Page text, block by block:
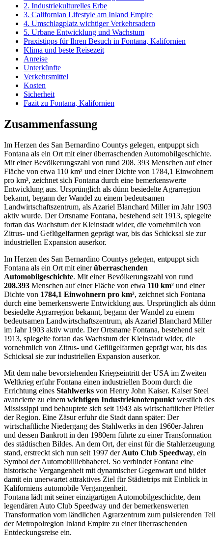
2. Industriekulturelles Erbe
3. Californian Lifestyle am Inland Empire
4. Umschlagplatz wichtiger Verkehrsadern
5. Urbane Entwicklung und Wachstum
Praxistipps für Ihren Besuch in Fontana, Kalifornien
Klima und beste Reisezeit
Anreise
Unterkünfte
Verkehrsmittel
Kosten
Sicherheit
Fazit zu Fontana, Kalifornien
Zusammenfassung
Im Herzen des San Bernardino Countys gelegen, entpuppt sich
Fontana als ein Ort mit einer überraschenden Automobilgeschichte.
Mit einer Bevölkerungszahl von rund 208. 393 Menschen auf einer
Fläche von etwa 110 km² und einer Dichte von 1784,1 Einwohnern
pro km², zeichnet sich Fontana durch eine bemerkenswerte
Entwicklung aus. Ursprünglich als dünn besiedelte Agrarregion
bekannt, begann der Wandel zu einem bedeutsamen
Landwirtschaftszentrum, als Azariel Blanchard Miller im Jahr 1903
aktiv wurde. Der Ortsname Fontana, bestehend seit 1913, spiegelte
fortan das Wachstum der Kleinstadt wider, die vornehmlich von
Zitrus- und Geflügelfarmen geprägt war, bis das Schicksal sie zur
industriellen Expansion auserkor.
Im Herzen des San Bernardino Countys gelegen, entpuppt sich
Fontana als ein Ort mit einerüberraschenden
Automobilgeschichte. Mit einer Bevölkerungszahl von rund
208.393 Menschen auf einer Fläche von etwa 110 km² und einer
Dichte von 1784,1 Einwohnern pro km², zeichnet sich Fontana
durch eine bemerkenswerte Entwicklung aus. Ursprünglich als dünn
besiedelte Agrarregion bekannt, begann der Wandel zu einem
bedeutsamen Landwirtschaftszentrum, als Azariel Blanchard Miller
im Jahr 1903 aktiv wurde. Der Ortsname Fontana, bestehend seit
1913, spiegelte fortan das Wachstum der Kleinstadt wider, die
vornehmlich von Zitrus- und Geflügelfarmen geprägt war, bis das
Schicksal sie zur industriellen Expansion auserkor.
Mit dem nahe bevorstehenden Kriegseintritt der USA im Zweiten
Weltkrieg erfuhr Fontana einen industriellen Boom durch die
Errichtung eines Stahlwerks von Henry John Kaiser. Kaiser Steel
avancierte zu einem wichtigen Industrieknotenpunkt westlich des
Mississippi und behauptete sich seit 1943 als wirtschaftlicher Pfeiler
der Region. Eine Zäsur erfuhr die Stadt dann später: Der
wirtschaftliche Niedergang des Stahlwerks in den 1960er-Jahren
und dessen Bankrott in den 1980ern führte zu einer Transformation
des städtischen Bildes. An dem Ort, der einst für die Stahlerzeugung
stand, erstreckt sich nun seit 1997 der Auto Club Speedway, ein
Symbol der Automobilliebhaberei. So verbindet Fontana eine
historische Vergangenheit mit dynamischer Gegenwart und bildet
damit ein unerwartet attraktives Ziel für Städtetrips mit Einblick in
Kaliforniens automobile Vergangenheit.
Fontana lädt mit seiner einzigartigen Automobilgeschichte, dem
legendären Auto Club Speedway und der bemerkenswerten
Transformation vom ländlichen Agrarzentrum zum pulsierenden Teil
der Metropolregion Inland Empire zu einer überraschenden
Entdeckungsreise ein.